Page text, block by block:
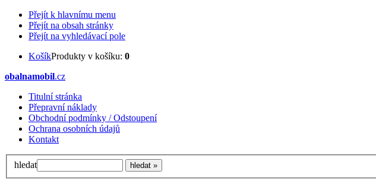
Přejít k hlavnímu menu
Přejít na obsah stránky
Přejít na vyhledávací pole
KošíkProdukty v košíku: 0
obalnamobil.cz
Titulní stránka
Přepravní náklady
Obchodní podmínky / Odstoupení
Ochrana osobních údajů
Kontakt
hledat